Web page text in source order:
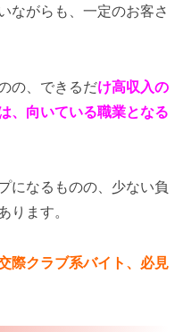
ながらも、一定のお客さ
の、できるだけ高収入の
、向いている職業となる
になるものの、少ない負
ります。
際クラブ系バイト、必見